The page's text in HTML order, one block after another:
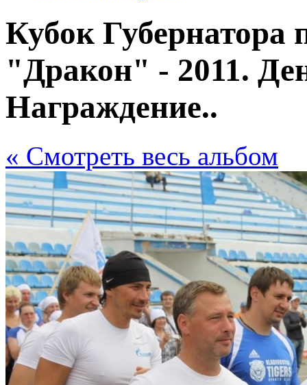
Кубок Губернатора
"Дракон" - 2011.
Награждение..
« Cмотреть весь альбом